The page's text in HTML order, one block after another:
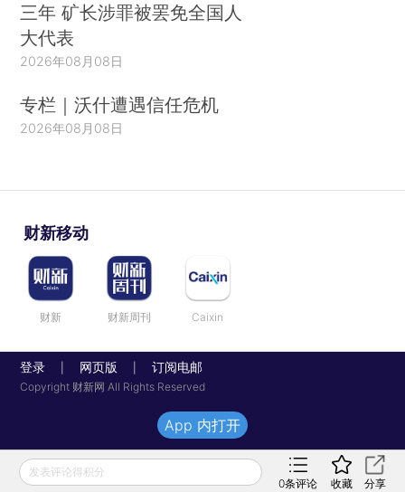
三年 矿长涉罪被罢免全国人
大代表
2026年08月08日
专栏｜沃什遭遇信任危机
2026年08月08日
财新移动
财新 财新周刊 Caixin
登录 网页版 订阅电邮
Copyright 财新网 All Rights Reserved
发表评论得积分
0条评论 收藏 分享
App 内打开